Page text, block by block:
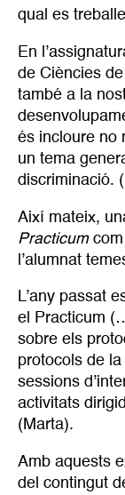
qual es
En
de Ciències
també a la
és incloure no
un tema
discriminació.
Així mateix,
Practicumcom
l’alumnat
L’any passat
el Practicum
sobre els
protocols de
sessions
activitats
(Marta).
Amb aquests
del contingut